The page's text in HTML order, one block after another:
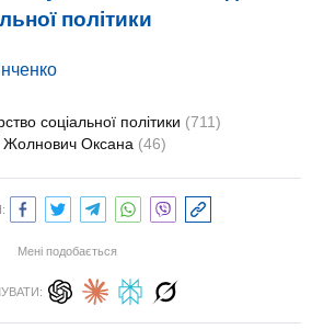
політики
соціальної політики (711)
Жолнович Оксана (46)
Мені подобається